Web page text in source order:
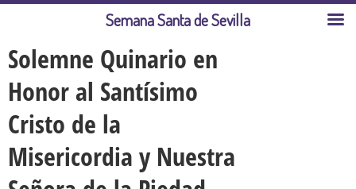
Solemne Quinario en
Honor al Santísimo
Cristo de la
Misericordia y Nuestra
Semana Santa de Sevilla